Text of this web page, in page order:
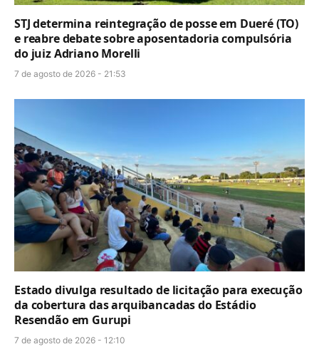
STJ determina reintegração de posse em Dueré (TO)
e reabre debate sobre aposentadoria compulsória
do juiz Adriano Morelli
7 de agosto de 2026 - 21:53
Estado divulga resultado de licitação para execução
da cobertura das arquibancadas do Estádio
Resendão em Gurupi
7 de agosto de 2026 - 12:10